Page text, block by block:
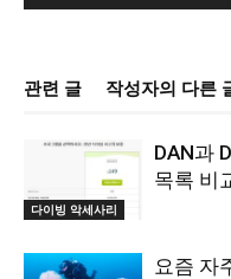
관련 글 작성자의 다른
다이빙 악세사리
DAN과
목록 비
요즘 자